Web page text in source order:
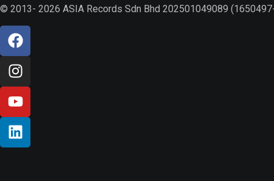
© 2013- 2026 ASIA Records Sdn Bhd 202501049089